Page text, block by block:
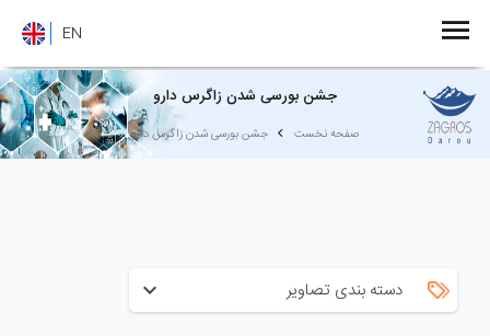
EN
جشن بورسی شدن زاگرس دارو
صفحه نخست جشن بورسی شدن زاگرس دارو
دسته بندی تصاویر